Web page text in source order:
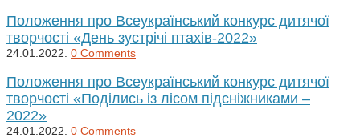
Положення про Всеукраїнський конкурс дитячої
творчості «День зустрічі птахів-2022»
24.01.2022. 0 Comments
Положення про Всеукраїнський конкурс дитячої
творчості «Поділись із лісом підсніжниками –
2022»
24.01.2022. 0 Comments